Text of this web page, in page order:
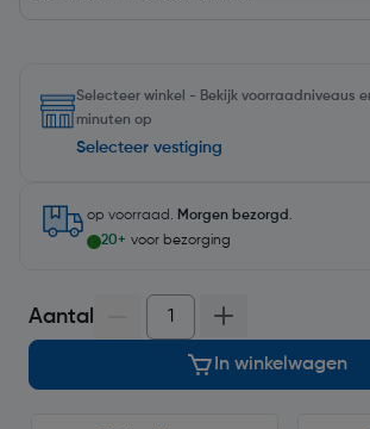
Selecteer winkel - Bekijk voorraadniveaus
minuten op
Selecteer vestiging
op voorraad. Morgen bezorgd .
20+ voor bezorging
Aantal
In winkelwagen